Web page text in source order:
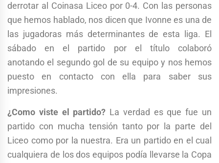
derrotar al Coinasa Liceo por 0-4. Con las personas
que hemos hablado, nos dicen que Ivonne es una de
las jugadoras más determinantes de esta liga. El
sábado en el partido por el título colaboró
anotando el segundo gol de su equipo y nos hemos
puesto en contacto con ella para saber sus
impresiones.
¿Como viste el partido? La verdad es que fue un
partido con mucha tensión tanto por la parte del
Liceo como por la nuestra. Era un partido en el cual
cualquiera de los dos equipos podía llevarse la Copa